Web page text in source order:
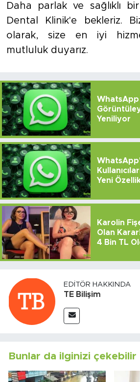
Daha parlak ve sağlıklı
Dental Klinik'e bekleriz.
olarak, size en iyi
mutluluk duyarız.
Yeniliyor
Yeni
Karolin
Olan
4 Bin TL
EDITÖR HAKKINDA
TE Bilişim
Bunlar da ilginizi çekebilir